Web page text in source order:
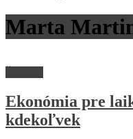
Marta
Ekonómia pre
kdekoľvek